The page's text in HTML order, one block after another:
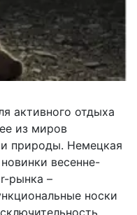
активного отдыха
из миров
природы. Немецкая
весенне-
рынка –
носки